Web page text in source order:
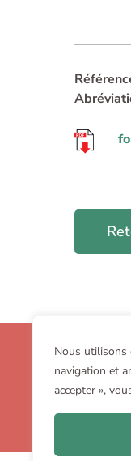
Nous utilisons
navigation et
accepter »,
OGHB
av.
+32 (0)2